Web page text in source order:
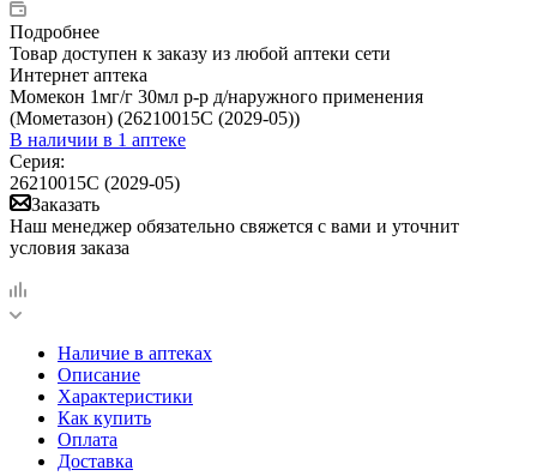
Подробнее
Товар доступен к заказу из любой аптеки сети
Интернет аптека
Момекон 1мг/г 30мл р-р д/наружного применения
(Мометазон) (26210015С (2029-05))
В наличии в 1 аптеке
Серия:
26210015С (2029-05)
Заказать
Наш менеджер обязательно свяжется с вами и уточнит
условия заказа
Наличие в аптеках
Описание
Характеристики
Как купить
Оплата
Доставка